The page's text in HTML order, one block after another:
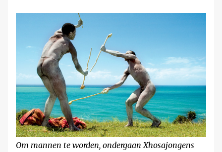
Om mannen te worden, ondergaan Xhosajongens